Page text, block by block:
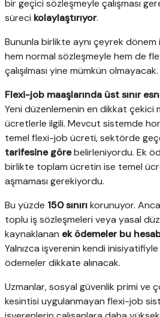
bir geçici sözleşmeyle çalışması
süreci kolaylaştırıyor.
Bununla birlikte aynı çeyrek dönem
hem normal sözleşmeyle hem de
çalışılması yine mümkün olmayacak.
Flexi-job maaşlarında üst sınır
Yeni düzenlemenin en dikkat çekici
ücretlerle ilgili. Mevcut sistemde
temel flexi-job ücreti, sektörde
tarifesine görebelirleniyordu. Ek
birlikte toplam ücretin ise temel
aşmaması gerekiyordu.
Bu yüzde 150 sınırıkorunuyor.
toplu iş sözleşmeleri veya yasal
kaynaklanan ek ödemeler bu
Yalnızca işverenin kendi
ödemeler dikkate alınacak.
Uzmanlar, sosyal güvenlik primi ve
kesintisi uygulanmayan flexi-job